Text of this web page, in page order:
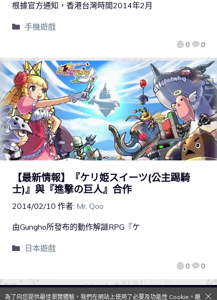
0 0
根據官方通知，香港台灣時間2014年2月
手機遊戲
【最新情報】『ケリ姫スイーツ(公主踢騎
士)』與『進撃の巨人』合作
2014/02/10 作者: Mr. Qoo
0 0
由Gungho所發布的動作解謎RPG『ケ
日本遊戲
為了向您提供最佳瀏覽體驗，我們在網站上使用了必要及功能性 Cookie。繼